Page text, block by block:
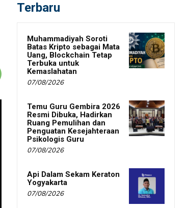
Terbaru
Muhammadiyah Soroti
Batas Kripto sebagai Mata
Uang, Blockchain Tetap
Terbuka untuk
Kemaslahatan
07/08/2026
Temu Guru Gembira 2026
Resmi Dibuka, Hadirkan
Ruang Pemulihan dan
Penguatan Kesejahteraan
Psikologis Guru
07/08/2026
Api Dalam Sekam Keraton
Yogyakarta
07/08/2026